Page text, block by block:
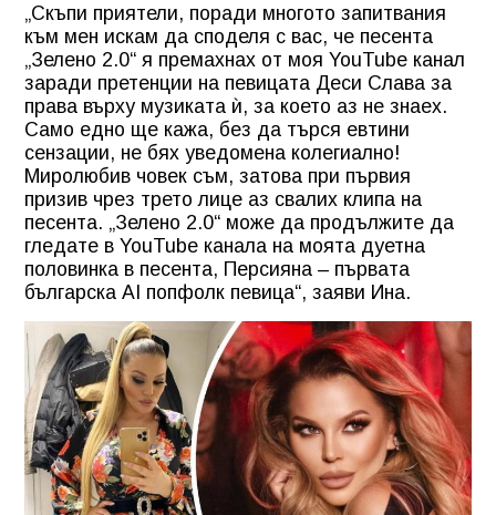
„Скъпи приятели, поради многото запитвания
към мен искам да споделя с вас, че песента
„Зелено 2.0“ я премахнах от моя YouTube канал
заради претенции на певицата Деси Слава за
права върху музиката ѝ, за което аз не знаех.
Само едно ще кажа, без да търся евтини
сензации, не бях уведомена колегиално!
Миролюбив човек съм, затова при първия
призив чрез трето лице аз свалих клипа на
песента. „Зелено 2.0“ може да продължите да
гледате в YouTube канала на моята дуетна
половинка в песента, Персияна – първата
българска AI попфолк певица“, заяви Ина.